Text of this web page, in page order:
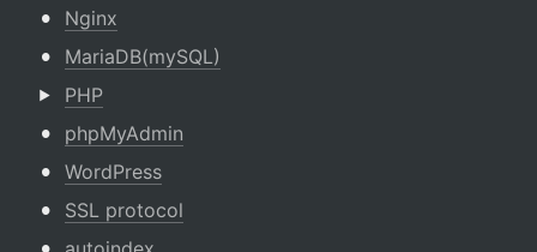
• Nginx
•
MariaDB(mySQL)
PHP
• phpMyAdmin
• WordPress
• SSL protocol